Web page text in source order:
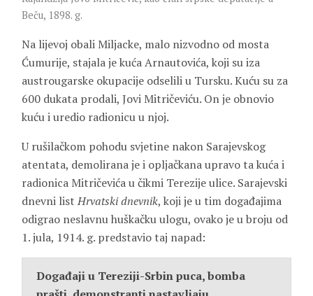
Beču, 1898. g.
Na lijevoj obali Miljacke, malo nizvodno od mosta
Ćumurije, stajala je kuća Arnautovića, koji su iza
austrougarske okupacije odselili u Tursku. Kuću su za
600 dukata prodali, Jovi Mitričeviću. On je obnovio
kuću i uredio radionicu u njoj.
U rušilačkom pohodu svjetine nakon Sarajevskog
atentata, demolirana je i opljačkana upravo ta kuća i
radionica Mitričevića u čikmi Terezije ulice. Sarajevski
dnevni listHrvatski dnevnik, koji je u tim događajima
odigrao neslavnu huškačku ulogu, ovako je u broju od
1. jula, 1914. g. predstavio taj napad:
Događaji u Tereziji-Srbin puca, bomba